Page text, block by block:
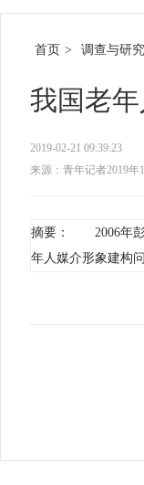
首页 > 调查与研究
我国老
2019-02-21 09:39:23
来源：青年记者2019年
摘要： 2006年彭
年人媒介形象建构